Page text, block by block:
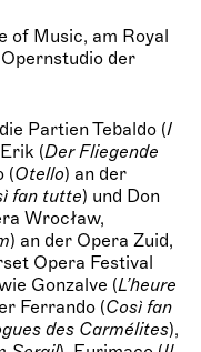
of Music, am Royal
der
Partien Tebaldo (I
(Der Fliegende
(Otello) an der
fan tutte) und Don
Wrocław,
) an der Opera Zuid,
Opera Festival
Gonzalve (L’heure
Ferrando (Così fan
des Carmélites),